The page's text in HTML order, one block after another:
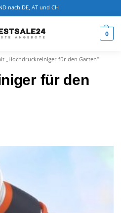
nach DE, AT und CH
0
„Hochdruckreiniger für den Garten“
für den